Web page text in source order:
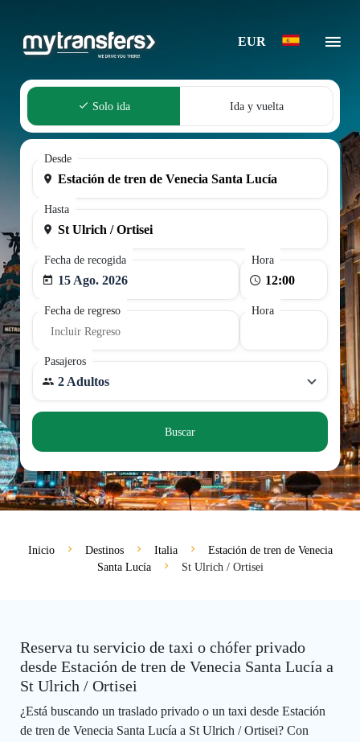
EUR
Solo ida Ida y vuelta
Desde
Hasta
Fecha de recogida
15 Ago. 2026
Hora
Fecha de regreso
Incluir Regreso
Hora
Pasajeros
2 Adultos
Buscar
Inicio Destinos Italia
Estación de tren de Venecia
Santa Lucía
St Ulrich / Ortisei
Reserva tu servicio de taxi o chófer privado
desde Estación de tren de Venecia Santa Lucía a
St Ulrich / Ortisei
¿Está buscando un traslado privado o un taxi desde Estación
de tren de Venecia Santa Lucía a St Ulrich / Ortisei? Con